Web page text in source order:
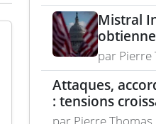
Mistral
US
Systems
par Pierre
Attaques,
: tensions
Chine, Corée